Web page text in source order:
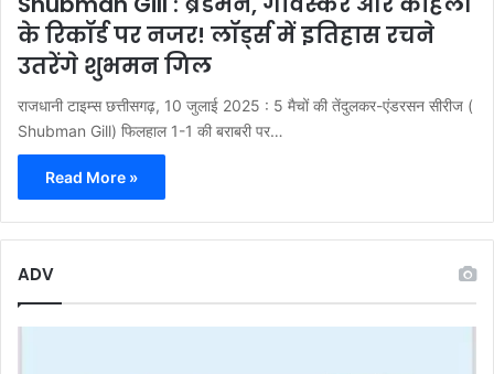
के रिकॉर्ड पर नजर! लॉर्ड्स में इतिहास रचने
उतरेंगे शुभमन गिल
राजधानी टाइम्स छत्तीसगढ़, 10 जुलाई 2025 : 5 मैचों की तेंदुलकर-एंडरसन सीरीज (
Shubman Gill) फिलहाल 1-1 की बराबरी पर…
Read More »
ADV